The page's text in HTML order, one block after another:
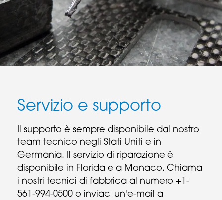
Servizio e supporto
Il supporto è sempre disponibile dal nostro
team tecnico negli Stati Uniti e in
Germania. Il servizio di riparazione è
disponibile in Florida e a Monaco. Chiama
i nostri tecnici di fabbrica al numero +1-
561-994-0500 o inviaci un'e-mail a